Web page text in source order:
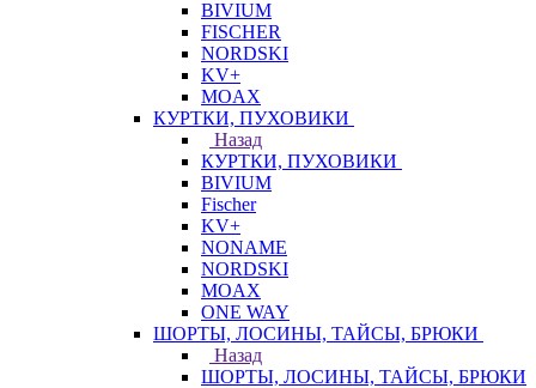
BIVIUM
FISCHER
NORDSKI
KV+
MOAX
КУРТКИ, ПУХОВИКИ
Назад
КУРТКИ, ПУХОВИКИ
BIVIUM
Fischer
KV+
NONAME
NORDSKI
MOAX
ONE WAY
ШОРТЫ, ЛОСИНЫ, ТАЙСЫ, БРЮКИ
Назад
ШОРТЫ, ЛОСИНЫ, ТАЙСЫ, БРЮКИ